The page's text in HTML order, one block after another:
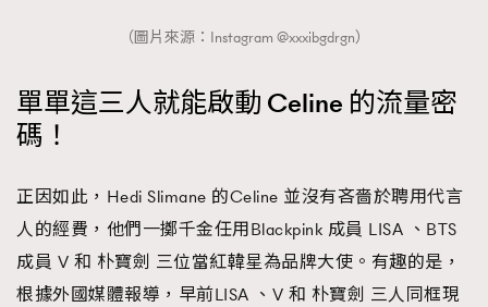
（圖片來源：Instagram @xxxibgdrgn）
單單這三人就能啟動 Celine 的流量密
碼！
正因如此，Hedi Slimane 的Celine 並沒有吝嗇於聘用代言
人的經費，他們一擲千金任用Blackpink 成員 LISA 、BTS
成員 V 和 朴寶劍 三位當紅韓星為品牌大使。有趣的是，
根據外國媒體報導，早前LISA 、V 和 朴寶劍 三人同框現